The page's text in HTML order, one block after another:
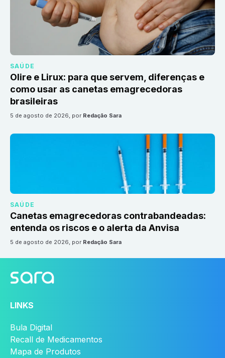
SAÚDE
Olire e Lirux: para que servem, diferenças e
como usar as canetas emagrecedoras
brasileiras
5 de agosto de 2026, por Redação Sara
SAÚDE
Canetas emagrecedoras contrabandeadas:
entenda os riscos e o alerta da Anvisa
5 de agosto de 2026, por Redação Sara
LINKS
Bula Digital
Recall de Medicamentos
Mapa de Produtos